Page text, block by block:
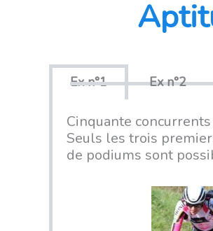
Ex n°1 Ex n°2
Cinquante
Seuls les trois
de podiums sont